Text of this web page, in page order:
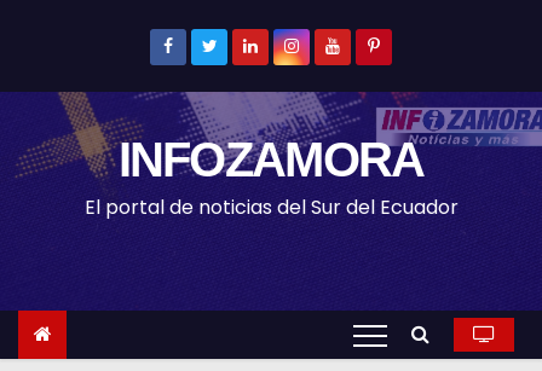
t
e
INFOZAMORA
El portal de noticias del Sur del Ecuador